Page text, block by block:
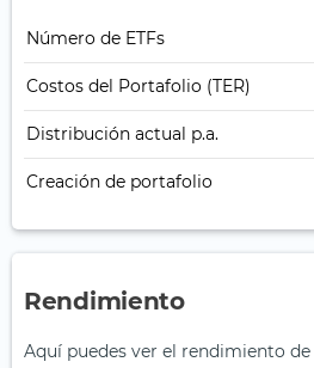
Número de ETFs
Costos del Portafolio (TER)
Distribución actual p.a.
Creación de portafolio
Rendimiento
Aquí puedes ver el rendimiento